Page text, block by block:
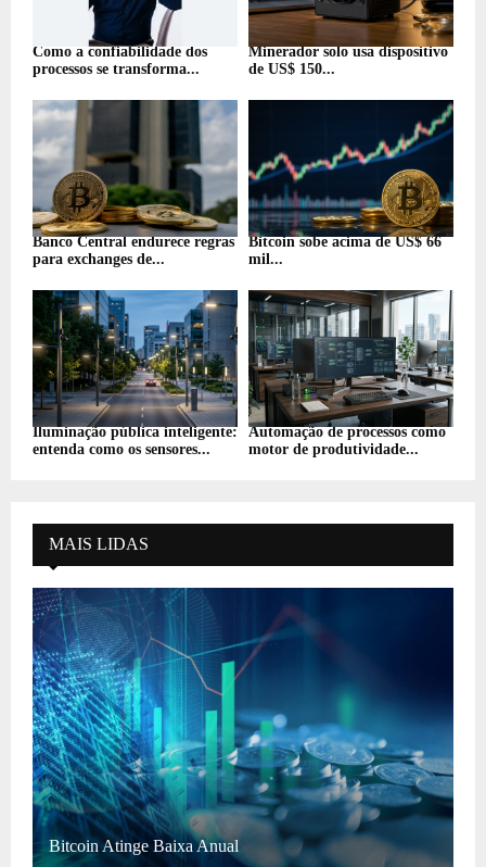
Como a confiabilidade dos
processos se transforma...
Minerador solo usa dispositivo
de US$ 150...
Banco Central endurece regras
para exchanges de...
Bitcoin sobe acima de US$ 66
mil...
Iluminação pública inteligente:
entenda como os sensores...
Automação de processos como
motor de produtividade...
MAIS LIDAS
Bitcoin Atinge Baixa Anual